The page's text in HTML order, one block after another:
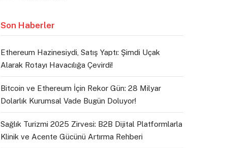
Son Haberler
Ethereum Hazinesiydi, Satış Yaptı: Şimdi Uçak
Alarak Rotayı Havacılığa Çevirdi!
Bitcoin ve Ethereum İçin Rekor Gün: 28 Milyar
Dolarlık Kurumsal Vade Bugün Doluyor!
Sağlık Turizmi 2025 Zirvesi: B2B Dijital Platformlarla
Klinik ve Acente Gücünü Artırma Rehberi